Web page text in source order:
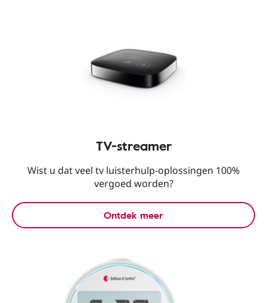
TV-streamer
Wist u dat veel tv luisterhulp-oplossingen 100%
vergoed worden?
Ontdek meer